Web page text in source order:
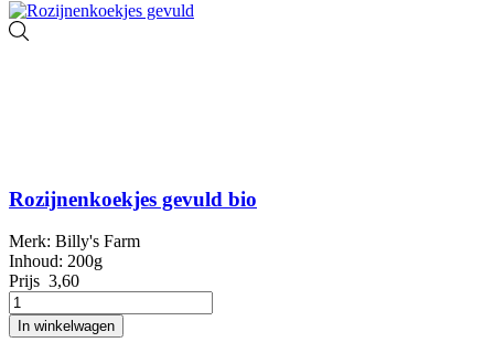
Rozijnenkoekjes gevuld bio
Merk: Billy's Farm
Inhoud: 200g
Prijs 3,60
In winkelwagen